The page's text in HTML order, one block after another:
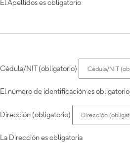
El Apellidos es obligatorio
Cédula/NIT (obligatorio)
El número de identificación es obligatorio
Dirección (obligatorio)
La Dirección es obligatoria